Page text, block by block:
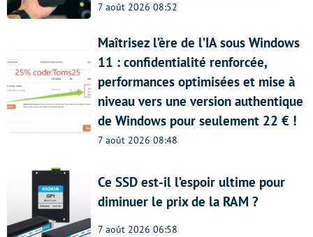
7 août 2026 08:52
Maîtrisez l’ère de l’IA sous Windows
11 : confidentialité renforcée,
performances optimisées et mise à
niveau vers une version authentique
de Windows pour seulement 22 € !
7 août 2026 08:48
Ce SSD est-il l’espoir ultime pour
diminuer le prix de la RAM ?
7 août 2026 06:58